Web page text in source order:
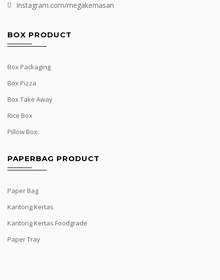
Instagram.com/megakemasan
BOX PRODUCT
Box Packaging
Box Pizza
Box Take Away
Rice Box
Pillow Box
PAPERBAG PRODUCT
Paper Bag
Kantong Kertas
Kantong Kertas Foodgrade
Paper Tray